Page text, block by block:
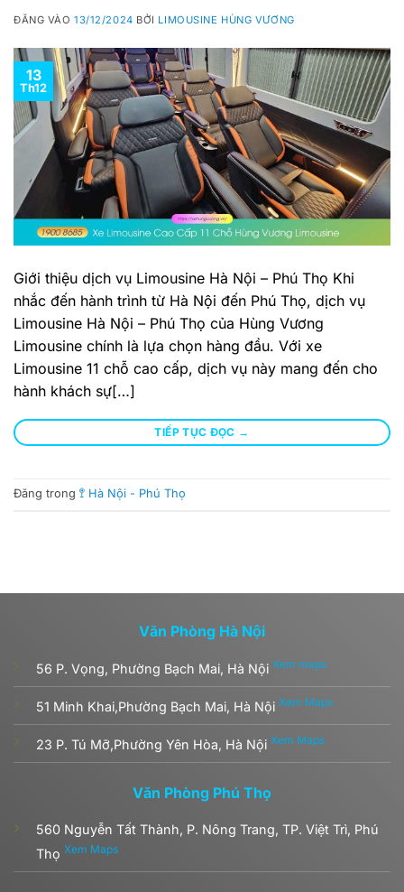
ĐĂNG VÀO13/12/2024 BỞI LIMOUSINE HÙNG VƯƠNG
13
Th12
Giới thiệu dịch vụ Limousine Hà Nội – Phú Thọ Khi
nhắc đến hành trình từ Hà Nội đến Phú Thọ, dịch vụ
Limousine Hà Nội – Phú Thọ của Hùng Vương
Limousine chính là lựa chọn hàng đầu. Với xe
Limousine 11 chỗ cao cấp, dịch vụ này mang đến cho
hành khách sự[…]
TIẾP TỤC ĐỌC →
Đăng trong 🚏 Hà Nội - Phú Thọ
Văn Phòng Hà Nội
56 P. Vọng, Phường Bạch Mai, Hà Nội Xem maps
51 Minh Khai,Phường Bạch Mai, Hà Nội Xem Maps
23 P. Tú Mỡ,Phường Yên Hòa, Hà Nội Xem Maps
Văn Phòng Phú Thọ
560 Nguyễn Tất Thành, P. Nông Trang, TP. Việt Trì, Phú
Thọ Xem Maps